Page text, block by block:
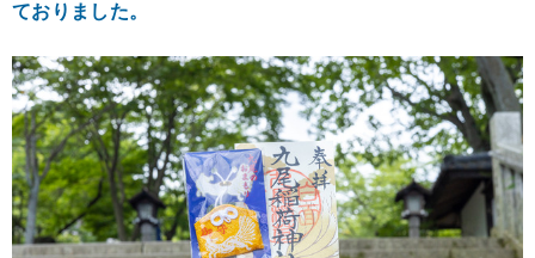
ておりました。